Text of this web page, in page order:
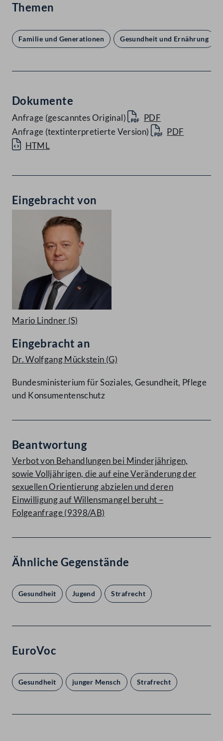
Themen
Familie und Generationen Gesundheit und Ernährung
Dokumente
Anfrage (gescanntes Original)
PDF
Anfrage (textinterpretierte Version)
PDF
HTML
Eingebracht von
Mario Lindner (S)
Eingebracht an
Dr. Wolfgang Mückstein (G)
Bundesministerium für Soziales, Gesundheit, Pflege
und Konsumentenschutz
Beantwortung
Verbot von Behandlungen bei Minderjährigen,
sowie Volljährigen, die auf eine Veränderung der
sexuellen Orientierung abzielen und deren
Einwilligung auf Willensmangel beruht –
Folgeanfrage (9398/AB)
Ähnliche Gegenstände
Gesundheit Jugend Strafrecht
EuroVoc
Gesundheit junger Mensch Strafrecht